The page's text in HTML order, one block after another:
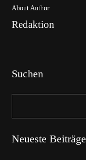
About Author
Redaktion
Suchen
Neueste Beiträge